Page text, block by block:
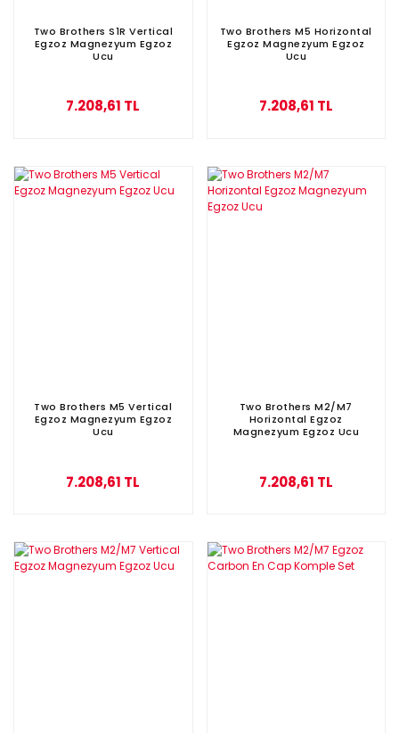
Two Brothers S1R Vertical
Egzoz Magnezyum Egzoz
Ucu
7.208,61 TL
Two Brothers M5 Horizontal
Egzoz Magnezyum Egzoz
Ucu
7.208,61 TL
Two Brothers M5 Vertical
Egzoz Magnezyum Egzoz
Ucu
7.208,61 TL
Two Brothers M2/M7
Horizontal Egzoz
Magnezyum Egzoz Ucu
7.208,61 TL